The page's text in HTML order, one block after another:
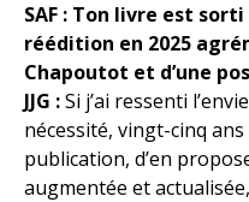
SAF : Ton livre est
réédition en 2025
Chapoutot et d’une
JJG :Si j’ai ressenti
nécessité, vingt-cinq
publication, d’en
augmentée et